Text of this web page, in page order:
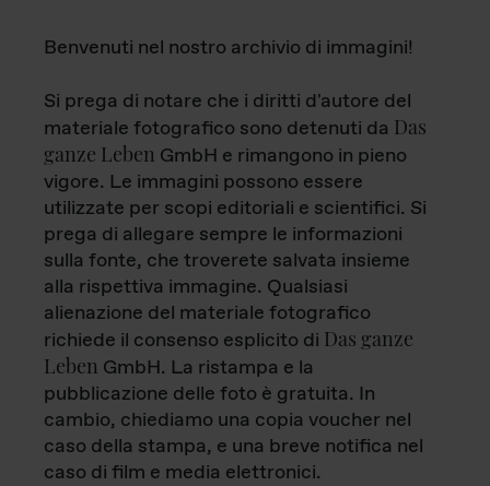
Benvenuti nel nostro archivio di immagini!
Si prega di notare che i diritti d'autore del
materiale fotografico sono detenuti da Das
ganze Leben GmbH e rimangono in pieno
vigore. Le immagini possono essere
utilizzate per scopi editoriali e scientifici. Si
prega di allegare sempre le informazioni
sulla fonte, che troverete salvata insieme
alla rispettiva immagine. Qualsiasi
alienazione del materiale fotografico
richiede il consenso esplicito di Das ganze
Leben GmbH. La ristampa e la
pubblicazione delle foto è gratuita. In
cambio, chiediamo una copia voucher nel
caso della stampa, e una breve notifica nel
caso di film e media elettronici.